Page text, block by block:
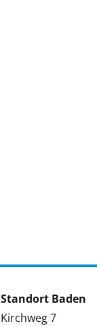
Standort Baden
Kirchweg 7